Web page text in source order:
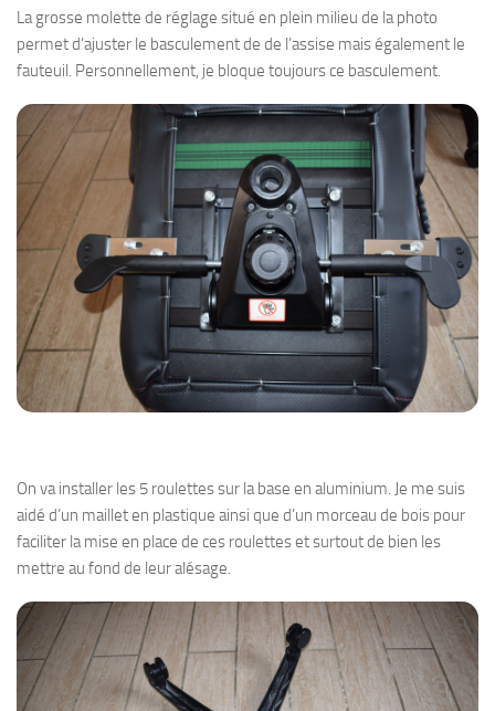
La grosse molette de réglage situé en plein milieu de la photo
permet d’ajuster le basculement de de l’assise mais également le
fauteuil. Personnellement, je bloque toujours ce basculement.
On va installer les 5 roulettes sur la base en aluminium. Je me suis
aidé d’un maillet en plastique ainsi que d’un morceau de bois pour
faciliter la mise en place de ces roulettes et surtout de bien les
mettre au fond de leur alésage.